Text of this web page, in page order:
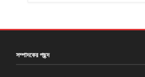
সম্পাদকের পছন্দ